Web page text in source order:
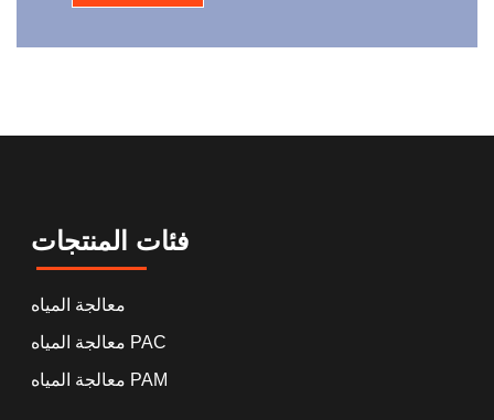
فئات المنتجات
معالجة المياه
معالجة المياه PAC
معالجة المياه PAM